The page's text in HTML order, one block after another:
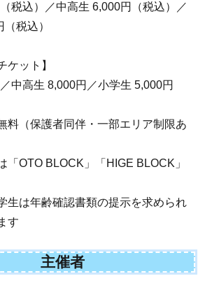
税込）／中高生 6,000円（税込）／
税込）
ケット】
中高生 8,000円／小学生 5,000円
料（保護者同伴・一部エリア制限あ
OTO BLOCK」「HIGE BLOCK」
生は年齢確認書類の提示を求められ
す
主催者